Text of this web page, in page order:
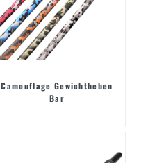
Camouflage Gewichtheben
Bar